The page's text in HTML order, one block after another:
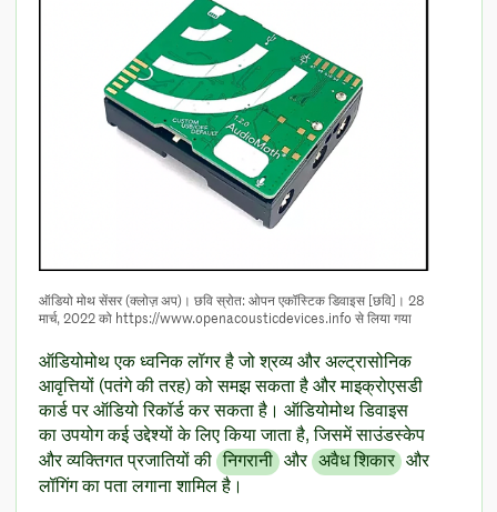
ऑडियो मोथ सेंसर (क्लोज़ अप)। छवि स्रोत: ओपन एकॉस्टिक डिवाइस [छवि]। 28
मार्च, 2022 को https://www.openacousticdevices.info से लिया गया
ऑडियोमोथ एक ध्वनिक लॉगर है जो श्रव्य और अल्ट्रासोनिक
आवृत्तियों (पतंगे की तरह) को समझ सकता है और माइक्रोएसडी
कार्ड पर ऑडियो रिकॉर्ड कर सकता है। ऑडियोमोथ डिवाइस
का उपयोग कई उद्देश्यों के लिए किया जाता है, जिसमें साउंडस्केप
और व्यक्तिगत प्रजातियों की निगरानी और अवैध शिकार और
लॉगिंग का पता लगाना शामिल है।